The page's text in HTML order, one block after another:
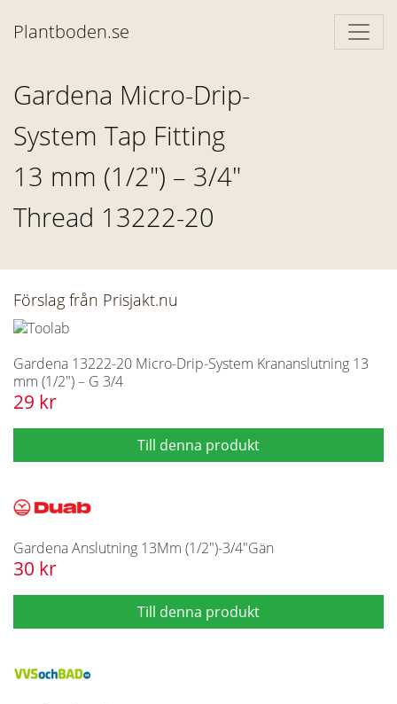
Plantboden.se
Gardena Micro-Drip-
System Tap Fitting
13 mm (1/2") – 3/4"
Thread 13222-20
Förslag från Prisjakt.nu
Gardena 13222-20 Micro-Drip-System Krananslutning 13
mm (1/2") – G 3/4
29 kr
Gardena Anslutning 13Mm (1/2")-3/4"Gän
30 kr